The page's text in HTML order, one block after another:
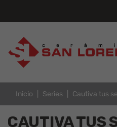
Inicio Series Cautiva tus
CAUTIVA TUS